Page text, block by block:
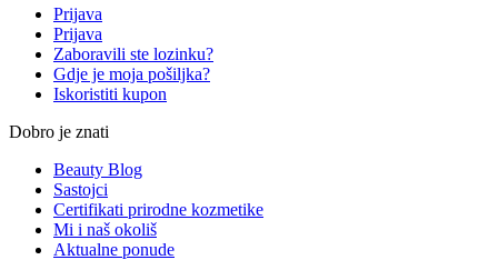
Prijava
Prijava
Zaboravili ste lozinku?
Gdje je moja pošiljka?
Iskoristiti kupon
Dobro je znati
Beauty Blog
Sastojci
Certifikati prirodne kozmetike
Mi i naš okoliš
Aktualne ponude